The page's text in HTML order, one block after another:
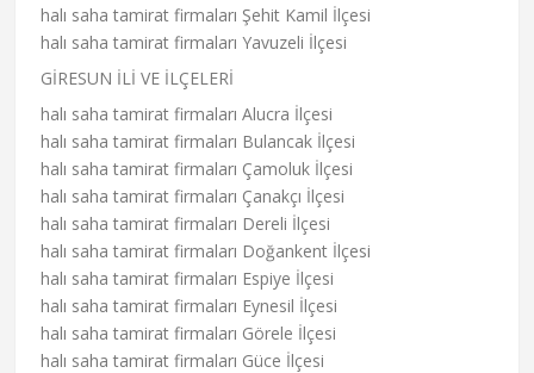
halı saha tamirat firmaları Şehit Kamil İlçesi
halı saha tamirat firmaları Yavuzeli İlçesi
GİRESUN İLİ VE İLÇELERİ
halı saha tamirat firmaları Alucra İlçesi
halı saha tamirat firmaları Bulancak İlçesi
halı saha tamirat firmaları Çamoluk İlçesi
halı saha tamirat firmaları Çanakçı İlçesi
halı saha tamirat firmaları Dereli İlçesi
halı saha tamirat firmaları Doğankent İlçesi
halı saha tamirat firmaları Espiye İlçesi
halı saha tamirat firmaları Eynesil İlçesi
halı saha tamirat firmaları Görele İlçesi
halı saha tamirat firmaları Güce İlçesi